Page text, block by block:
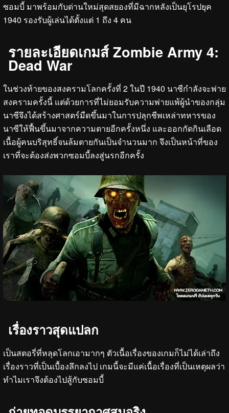
ซอมบี้ มาพร้อมกับด่านใหม่สุดสยองที่มีฉากหลังเป็นยุโรปยุค
1940 รองรับผู้เล่นได้ตั้งแต่ 1 ถึง 4 คน
รายละเอียดเกมส์ Zombie Army 4:
Dead War
ในช่วงท้ายของสงครามโลกครั้งที่ 2 ในปี 1940 นาซีกำลังจะพ่าย
สงครามครั้งนี้ แต่ด้วยการที่ไม่ยอมรับความพ่ายแพ้ผู้นำของกลุ่ม
นาซีจึงได้สร้างศาสตร์มืดขึ้นมาในการปลุกชีพเหล่าทหารของ
นาซีให้ฟื้นขึ้นมาจากความตายอีกครั้งหนึ่ง และออกกัดกินเลือด
เนื้อผู้คนบริสุทธิ์จนล้มตายกันเป็นจำนวนมาก จึงเป็นหน้าที่ของ
เราที่จะต้องส่งพวกซอมบี้ลงสู่นรกอีกครั้ง
เรื่องราวสุดแปลก
เป็นสตอรี่ที่หลุดโลกเอามากๆ ตัวเนื้อเรื่องของเกมก็ไม่ได้เล่าถึง
เรื่องราวที่เป็นเบื้องลึกลงไป เกมนี้จะมีแค่เนื้อเรื่องที่เป็นเหตุผลว่า
ทำไมเราจึงต้องไปสู้กับซอมบี้